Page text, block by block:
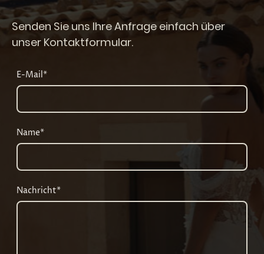
Senden Sie uns Ihre Anfrage einfach über
unser Kontaktformular.
E-Mail*
Name*
Nachricht*